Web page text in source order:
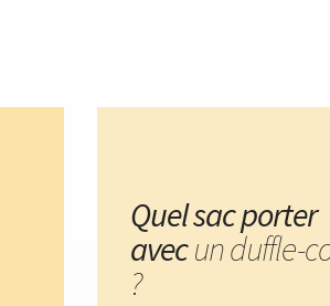
Quel sac porter
avecun duffle-
?